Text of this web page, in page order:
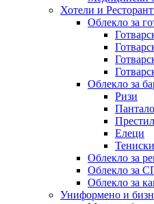
Хотели и
Облекло за
Облекло за
Ризи
Елеци
Тениски
Облекло за
Облекло за
Облекло за
Униформено и